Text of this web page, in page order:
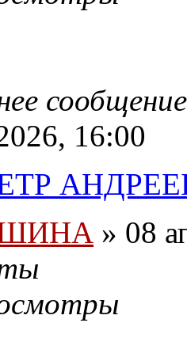
16:00
» 08